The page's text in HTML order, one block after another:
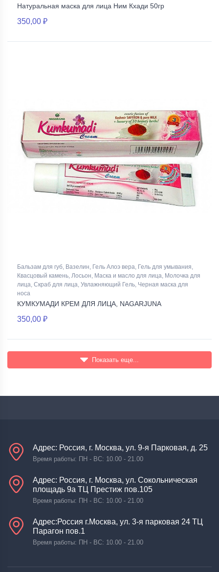
Натуральная маска для лица Ним Кхади 50гр
350,00 ₽
Бальзам для губ, Вазелин, Гель Алоэ вера, Гель для умывания,
Квасцовый камень, Лосьон, Маска и масло для лица, Молочка для
лица, Скраб для лица, Увлажняющий Гель, Черная маска для
носа
КУМКУМАДИ КРЕМ ДЛЯ ЛИЦА, NAGARJUNA
350,00 ₽
Показать еще...
Адрес: Россия, г. Москва, ул. 9-я Парковая, д. 25
Время работы: ПН - ВС: 10.00 - 21.00
Адрес: Россия, г. Москва, ул. Сокольническая
площадь 9а ТЦ Престиж пов.105
Время работы: ПН - ВС: 10.00 - 21.00
Адрес:Россия г.Москва, ул. 3-я парковая 24 ТЦ
Парагон пов.1
Время работы: ПН - ВС: 10.00 - 21.00